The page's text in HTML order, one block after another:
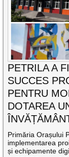
PETRILA A
SUCCES
PENTRU
DOTAREA
Primăria Orașului
implementarea
și echipamente